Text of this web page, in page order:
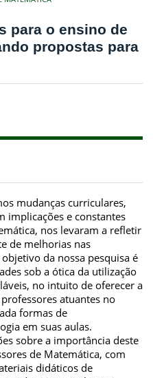
para o ensino de
propostas para
mudanças curriculares,
implicações e constantes
nos levaram a refletir
de melhorias nas
da nossa pesquisa é
sob a ótica da utilização
no intuito de oferecer a
atuantes no
formas de
em suas aulas.
sobre a importância deste
de Matemática, com
didáticos de